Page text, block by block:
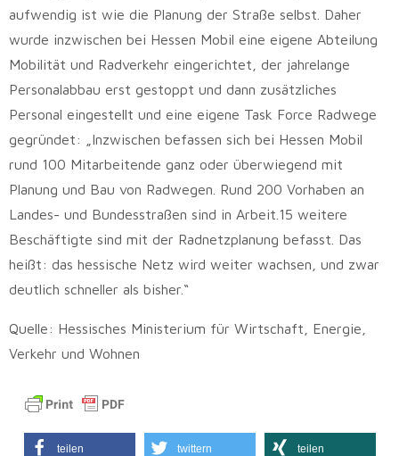
aufwendig ist wie die Planung der Straße selbst. Daher
wurde inzwischen bei Hessen Mobil eine eigene Abteilung
Mobilität und Radverkehr eingerichtet, der jahrelange
Personalabbau erst gestoppt und dann zusätzliches
Personal eingestellt und eine eigene Task Force Radwege
gegründet: „Inzwischen befassen sich bei Hessen Mobil
rund 100 Mitarbeitende ganz oder überwiegend mit
Planung und Bau von Radwegen. Rund 200 Vorhaben an
Landes- und Bundesstraßen sind in Arbeit.15 weitere
Beschäftigte sind mit der Radnetzplanung befasst. Das
heißt: das hessische Netz wird weiter wachsen, und zwar
deutlich schneller als bisher.“
Quelle: Hessisches Ministerium für Wirtschaft, Energie,
Verkehr und Wohnen
teilen twittern teilen